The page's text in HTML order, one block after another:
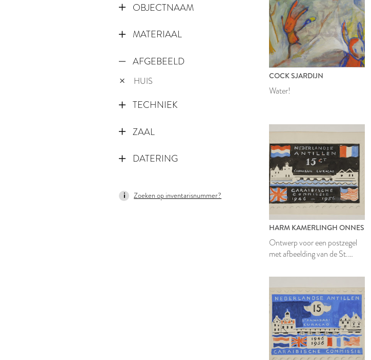
OBJECTNAAM
MATERIAAL
AFGEBEELD
HUIS
TECHNIEK
ZAAL
DATERING
Zoeken op inventarisnummer?
COCK SJARDIJN
Water!
HARM KAMERLINGH ONNES
Ontwerp voor een postzegel
met afbeelding van de St.